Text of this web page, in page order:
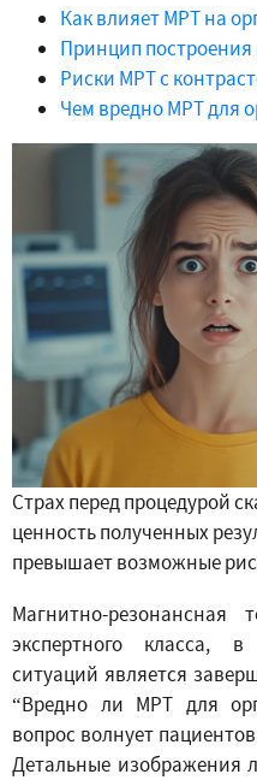
Как влияет МРТ на
Принцип
Риски МРТ с
Чем вредно МРТ для
Страх перед процедурой
ценность полученных
превышает возможные
Магнитно-резонансная
экспертного класса,
ситуаций является
“Вредно ли МРТ для
вопрос волнует
Детальные изображения